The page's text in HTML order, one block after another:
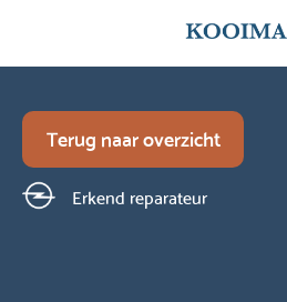
Terug naar overzicht
Erkend reparateur